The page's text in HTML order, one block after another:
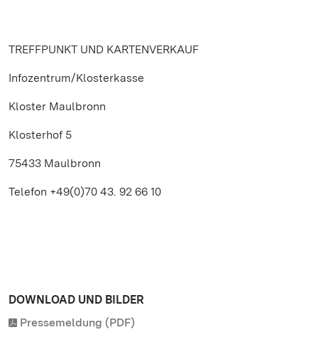
TREFFPUNKT UND KARTENVERKAUF
Infozentrum/Klosterkasse
Kloster Maulbronn
Klosterhof 5
75433 Maulbronn
Telefon +49(0)70 43. 92 66 10
DOWNLOAD UND BILDER
Pressemeldung (PDF)